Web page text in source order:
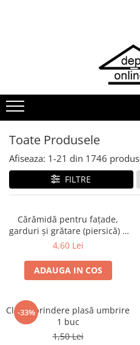
Grătare barbeque din fontă
România
PLITE DIN FONTĂ
GRĂTARE DE GRĂDINĂ
Cuptoare de pizza
Grătare din fontă
Grătare electrice
GRĂTARE PE GAZ
UȘI DIN FONTĂ
Toate Produsele
Afiseaza: 1-21 din 1746
FILTRE
Cărămidă pentru fațade,
garduri și grătare (piersică) –
250 × 120 × 65 mm
4,60 Lei
ADAUGA IN COS
-33%
Clemă prindere plasă umbrire
1 buc
1,50 Lei